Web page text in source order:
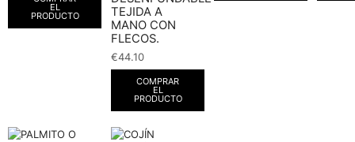
EL
PRODUCTO
TEJIDA A
MANO CON
FLECOS.
€44.10
COMPRAR
EL
PRODUCTO